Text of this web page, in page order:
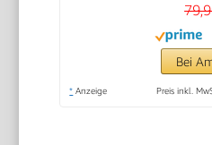
Bei
* Anzeige Preis inkl.